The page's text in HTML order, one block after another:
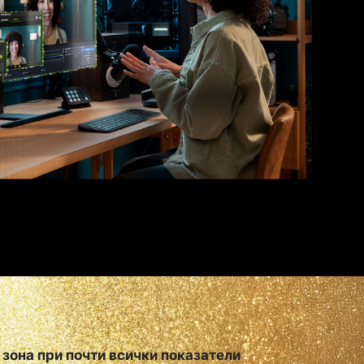
при почти всички показатели